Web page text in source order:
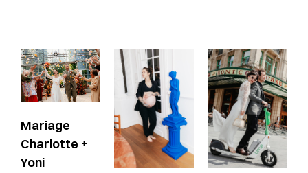
Mariage
Charlotte +
Yoni